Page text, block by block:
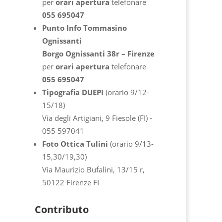
perorari apertura telefonare
055 695047
Punto Info Tommasino
Ognissanti
Borgo Ognissanti 38r – Firenze
perorari apertura telefonare
055 695047
Tipografia DUEPI(orario 9/12-
15/18)
Via degli Artigiani, 9 Fiesole (FI) -
‭055 597041‬
Foto Ottica Tulini(orario 9/13-
15,30/19,30)
Via Maurizio Bufalini, 13/15 r,
50122 Firenze FI
Contributo